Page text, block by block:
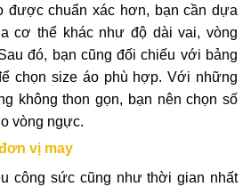
được chuẩn xác hơn, bạn cần dựa
cơ thể khác như độ dài vai, vòng
đó, bạn cũng đối chiếu với bảng
chọn size áo phù hợp. Với những
không thon gọn, bạn nên chọn số
vòng ngực.
vị may
công sức cũng như thời gian nhất